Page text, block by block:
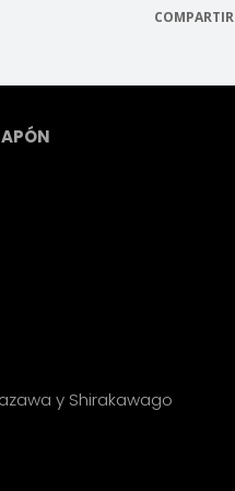
COMPARTIR
y Shirakawago